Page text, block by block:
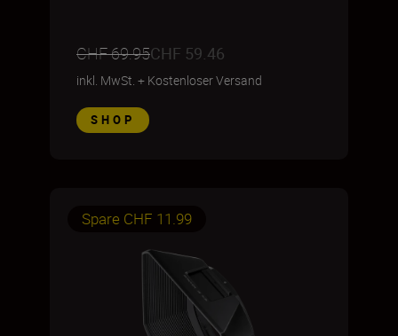
CHF 69.95CHF 59.46
inkl. MwSt. + Kostenloser Versand
SHOP
Spare CHF 11.99